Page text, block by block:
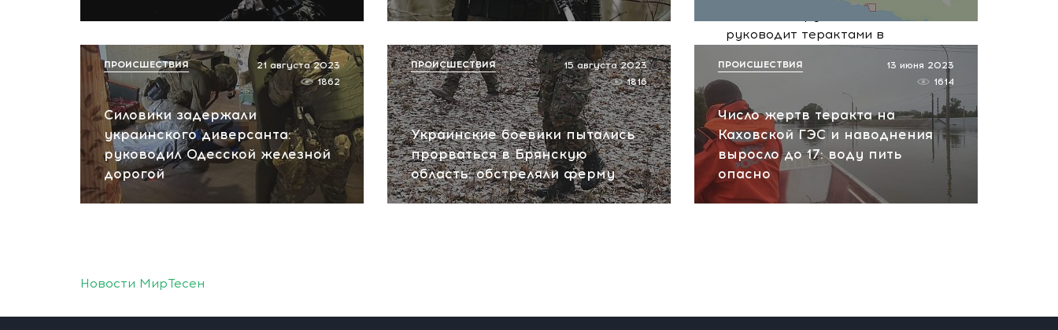
руководит терактами в
заявление хакеров
вчера, 10:07
Силовики задержали
украинского диверсанта:
руководил Одесской железной
дорогой
21 августа 2023
1862
ПРОИСШЕСТВИЯ
Украинские боевики пытались
прорваться в Брянскую
область: обстреляли ферму
15 августа 2023
1816
ПРОИСШЕСТВИЯ
Число жертв теракта на
Каховской ГЭС и наводнения
выросло до 17: воду пить
опасно
13 июня 2023
1614
ПРОИСШЕСТВИЯ
Новости МирТесен